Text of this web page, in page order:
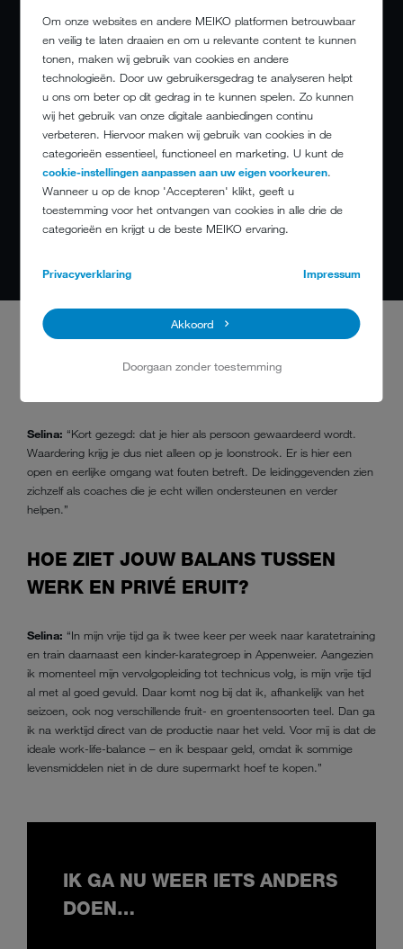
Om onze websites en andere MEIKO platformen betrouwbaar
en veilig te laten draaien en om u relevante content te kunnen
tonen, maken wij gebruik van cookies en andere
technologieën. Door uw gebruikersgedrag te analyseren helpt
u ons om beter op dit gedrag in te kunnen spelen. Zo kunnen
wij het gebruik van onze digitale aanbiedingen continu
verbeteren. Hiervoor maken wij gebruik van cookies in de
categorieën essentieel, functioneel en marketing. U kunt de
cookie-instellingen aanpassen aan uw eigen voorkeuren.
Wanneer u op de knop 'Accepteren' klikt, geeft u
toestemming voor het ontvangen van cookies in alle drie de
categorieën en krijgt u de beste MEIKO ervaring.
Privacyverklaring Impressum
Akkoord
Doorgaan zonder toestemming
MEIKO is voor mij zeker geen doorsnee-
werkgever. Ik voel me hier erg goed op mijn
plek en voel me gewaardeerd. Daarom ben ik
gepassioneerd om het bedrijf verder te
helpen met mijn voorstellen en ideeën.
WAT MAAKT MEIKO VOOR JOU
Selina: “Kort gezegd: dat je hier als persoon gewaardeerd wordt.
Waardering krijg je dus niet alleen op je loonstrook. Er is hier een
open en eerlijke omgang wat fouten betreft. De leidinggevenden zien
zichzelf als coaches die je echt willen ondersteunen en verder
helpen.”
HOE ZIET JOUW BALANS TUSSEN
WERK EN PRIVÉ ERUIT?
Selina: “In mijn vrije tijd ga ik twee keer per week naar karatetraining
en train daarnaast een kinder-karategroep in Appenweier. Aangezien
ik momenteel mijn vervolgopleiding tot technicus volg, is mijn vrije tijd
al met al goed gevuld. Daar komt nog bij dat ik, afhankelijk van het
seizoen, ook nog verschillende fruit- en groentensoorten teel. Dan ga
ik na werktijd direct van de productie naar het veld. Voor mij is dat de
ideale work-life-balance – en ik bespaar geld, omdat ik sommige
levensmiddelen niet in de dure supermarkt hoef te kopen.”
IK GA NU WEER IETS ANDERS
DOEN…